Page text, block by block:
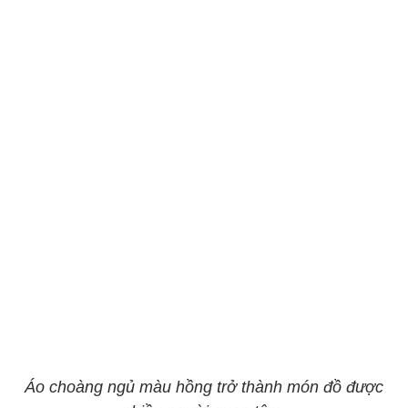
Áo choàng ngủ màu hồng trở thành món đồ được